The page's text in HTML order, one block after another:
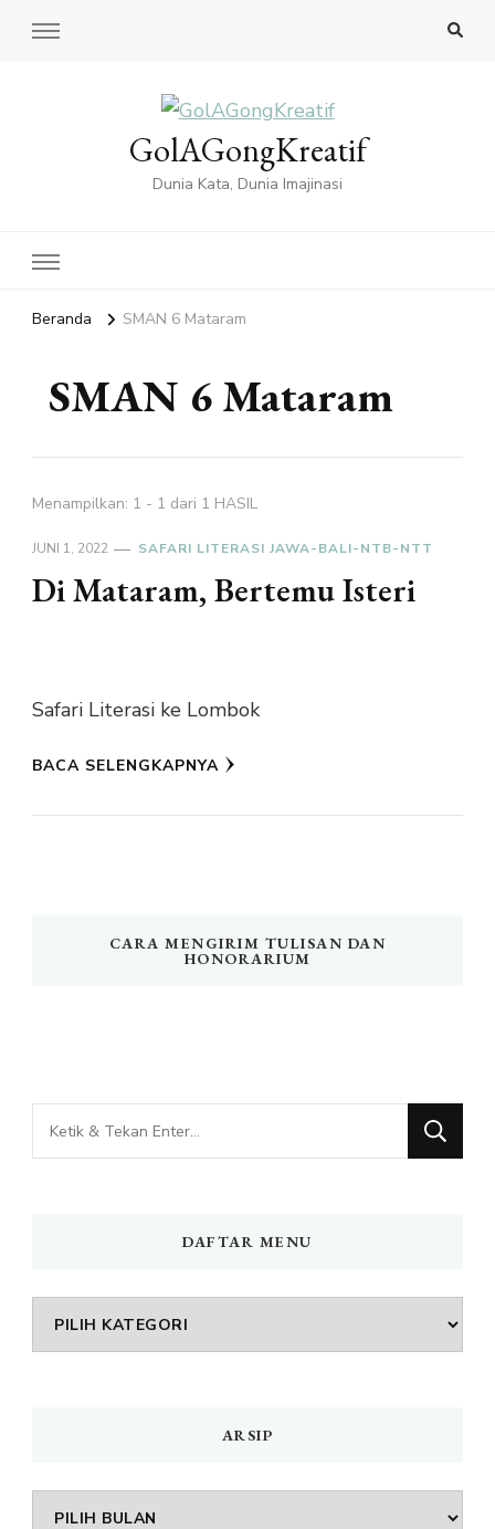
GolAGongKreatif
Dunia Kata, Dunia Imajinasi
Beranda SMAN 6 Mataram
SMAN 6 Mataram
Menampilkan: 1 - 1 dari 1 HASIL
JUNI 1, 2022 SAFARI LITERASI JAWA-BALI-NTB-NTT
Di Mataram, Bertemu Isteri
Safari Literasi ke Lombok
BACA SELENGKAPNYA
CARA MENGIRIM TULISAN DAN
HONORARIUM
Mencari
Sesuatu?
DAFTAR MENU
DAFTAR
MENU
ARSIP
Arsip